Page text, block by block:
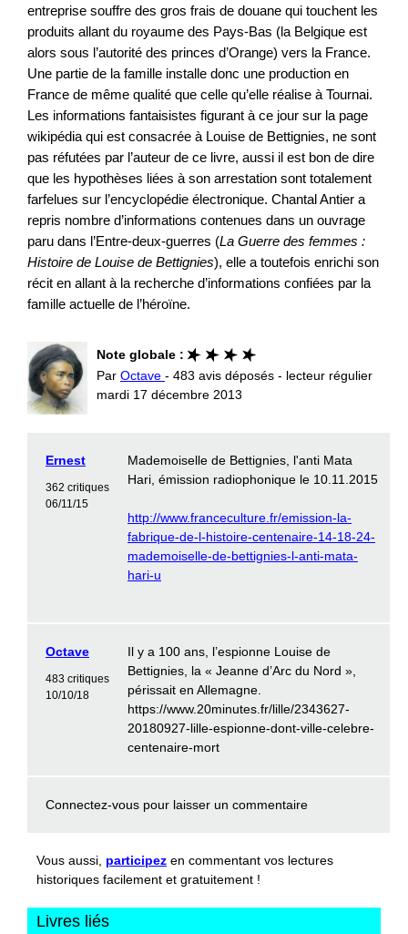
entreprise souffre des gros frais de douane qui touchent les
produits allant du royaume des Pays-Bas (la Belgique est
alors sous l’autorité des princes d’Orange) vers la France.
Une partie de la famille installe donc une production en
France de même qualité que celle qu’elle réalise à Tournai.
Les informations fantaisistes figurant à ce jour sur la page
wikipédia qui est consacrée à Louise de Bettignies, ne sont
pas réfutées par l’auteur de ce livre, aussi il est bon de dire
que les hypothèses liées à son arrestation sont totalement
farfelues sur l’encyclopédie électronique. Chantal Antier a
repris nombre d’informations contenues dans un ouvrage
paru dans l’Entre-deux-guerres (La Guerre des femmes :
Histoire de Louise de Bettignies), elle a toutefois enrichi son
récit en allant à la recherche d’informations confiées par la
famille actuelle de l’héroïne.
Note globale :
Par Octave - 483 avis déposés - lecteur régulier
mardi 17 décembre 2013
Ernest
362 critiques
06/11/15
Mademoiselle de Bettignies, l'anti Mata
Hari, émission radiophonique le 10.11.2015
http://www.franceculture.fr/emission-la-
fabrique-de-l-histoire-centenaire-14-18-24-
mademoiselle-de-bettignies-l-anti-mata-
hari-u
Octave
483 critiques
10/10/18
Il y a 100 ans, l’espionne Louise de
Bettignies, la « Jeanne d’Arc du Nord »,
périssait en Allemagne.
https://www.20minutes.fr/lille/2343627-
20180927-lille-espionne-dont-ville-celebre-
centenaire-mort
Connectez-vous pour laisser un commentaire
Vous aussi, participez en commentant vos lectures
historiques facilement et gratuitement !
Livres liés